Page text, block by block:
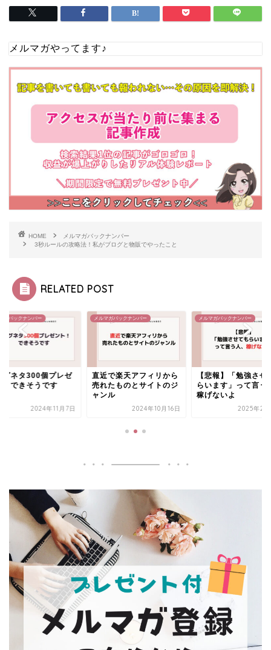
メルマガやってます♪
HOME
メルマガバックナンバー
3秒ルールの攻略法！私がブログと物販でやったこと
RELATED POST
メルマガバックナンバー
直近で楽天アフィリから
売れたものとサイトのジ
2024年10月16日
メルマガバックナンバー
【悲報】「勉強させても
らいます」って言う人、
稼げないよ
2025年2月26日
メルマガバックナンバー
ブログネタ300
ント！できそう